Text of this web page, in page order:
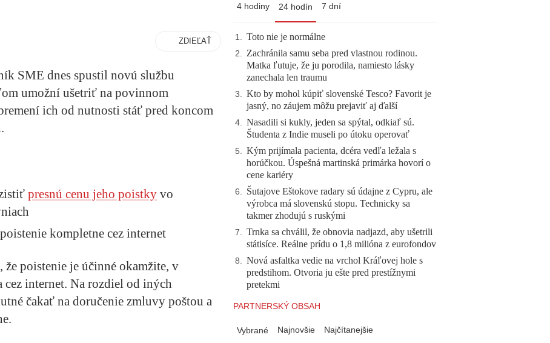
ZDIEĽAŤ
SME dnes spustil novú službu
umožní ušetriť na povinnom
ich od nutnosti stáť pred koncom
presnú cenu jeho poistky vo
kompletne cez internet
poistenie je účinné okamžite, v
internet. Na rozdiel od iných
čakať na doručenie zmluvy poštou a
4 hodiny 24 hodín 7 dní
1. Toto nie je normálne
2. Zachránila samu seba pred vlastnou rodinou.
Matka ľutuje, že ju porodila, namiesto lásky
zanechala len traumu
3. Kto by mohol kúpiť slovenské Tesco? Favorit je
jasný, no záujem môžu prejaviť aj ďalší
4. Nasadili si kukly, jeden sa spýtal, odkiaľ sú.
Študenta z Indie museli po útoku operovať
5. Kým prijímala pacienta, dcéra vedľa ležala s
horúčkou. Úspešná martinská primárka hovorí o
cene kariéry
6. Šutajove Eštokove radary sú údajne z Cypru, ale
výrobca má slovenskú stopu. Technicky sa
takmer zhodujú s ruskými
7. Trnka sa chválil, že obnovia nadjazd, aby ušetrili
státisíce. Reálne prídu o 1,8 milióna z eurofondov
8. Nová asfaltka vedie na vrchol Kráľovej hole s
predstihom. Otvoria ju ešte pred prestížnymi
pretekmi
PARTNERSKÝ OBSAH
Vybrané Najnovšie Najčítanejšie